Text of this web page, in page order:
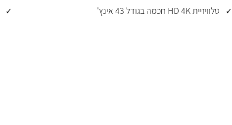
טלוויזיית HD 4K חכמה בגודל 43 אינץ'